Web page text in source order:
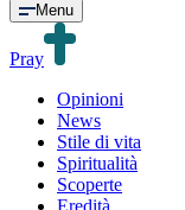
Menu
Pray
Opinioni
News
Stile di vita
Spiritualità
Scoperte
Eredità